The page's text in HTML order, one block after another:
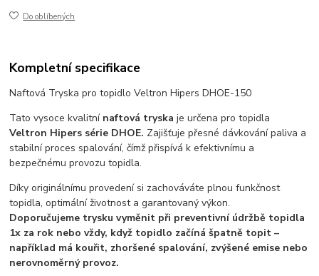
Do oblíbených
Kompletní specifikace
Naftová Tryska pro topidlo Veltron Hipers DHOE-150
Tato vysoce kvalitní naftová tryska je určena pro topidla
Veltron Hipers série DHOE. Zajišťuje přesné dávkování paliva a
stabilní proces spalování, čímž přispívá k efektivnímu a
bezpečnému provozu topidla.
Díky originálnímu provedení si zachováváte plnou funkčnost
topidla, optimální životnost a garantovaný výkon.
Doporučujeme trysku vyměnit při preventivní údržbě topidla
1x za rok nebo vždy, když topidlo začíná špatně topit –
například má kouřit, zhoršené spalování, zvýšené emise nebo
nerovnoměrný provoz.